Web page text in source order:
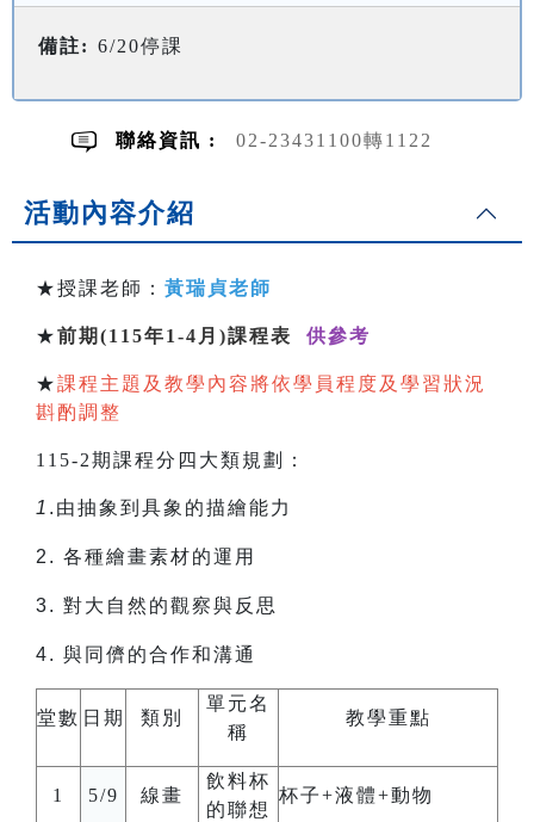
備註: 6/20停課
聯絡資訊 : 02-23431100轉1122
活動內容介紹
★授課老師： 黃瑞貞老師
★前期(115年1-4月)課程表 供參考
★課程主題及教學內容將依學員程度及學習狀況
斟酌調整
115-2期課程分四大類規劃：
1 .由抽象到具象的描繪能力
2. 各種繪畫素材的運用
3. 對大自然的觀察與反思
4. 與同儕的合作和溝通
堂數 日期 類別
單元名
稱
教學重點
1 5/9 線畫
飲料杯
的聯想
杯子+液體+動物